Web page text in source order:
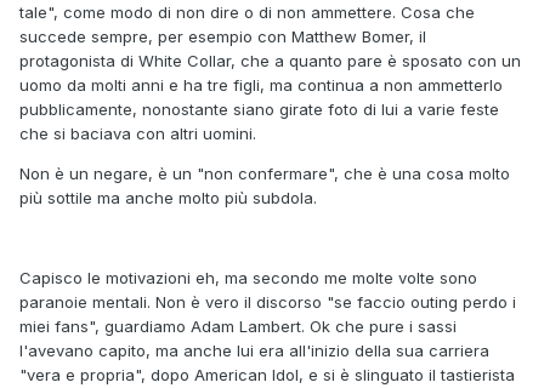
tale", come modo di non dire o di non ammettere. Cosa che
succede sempre, per esempio con Matthew Bomer, il
protagonista di White Collar, che a quanto pare è sposato con un
uomo da molti anni e ha tre figli, ma continua a non ammetterlo
pubblicamente, nonostante siano girate foto di lui a varie feste
che si baciava con altri uomini.
Non è un negare, è un "non confermare", che è una cosa molto
più sottile ma anche molto più subdola.
Capisco le motivazioni eh, ma secondo me molte volte sono
paranoie mentali. Non è vero il discorso "se faccio outing perdo i
miei fans", guardiamo Adam Lambert. Ok che pure i sassi
l'avevano capito, ma anche lui era all'inizio della sua carriera
"vera e propria", dopo American Idol, e si è slinguato il tastierista